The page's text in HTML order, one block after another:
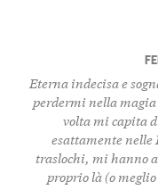
Eterna indecisa e
perdermi nella
volta mi capita
esattamente nelle
traslochi, mi hanno
proprio là (o